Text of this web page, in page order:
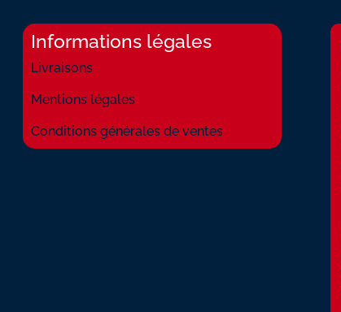
Informations légales
Livraisons
Mentions légales
Conditions générales de ventes